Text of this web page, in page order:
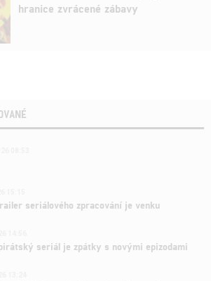
hranice zvrácené zábavy
seriálového zpracování je venku
seriál je zpátky s novými epizodami